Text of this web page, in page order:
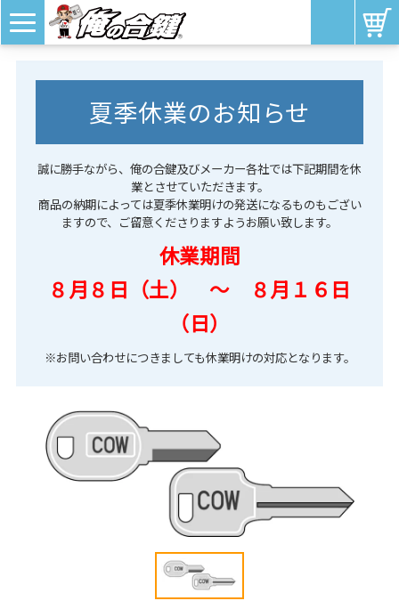
夏季休業のお知らせ
誠に勝手ながら、俺の合鍵及びメーカー各社では下記期間を休
業とさせていただきます。
商品の納期によっては夏季休業明けの発送になるものもござい
ますので、ご留意くださりますようお願い致します。
休業期間
８月８日（土） ～ ８月１６日
（日）
※お問い合わせにつきましても休業明けの対応となります。